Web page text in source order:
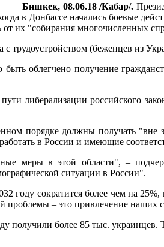
Бишкек, 08.06.18 /Кабар/.
в Донбассе начались боевые
от их "собирания многочисленных
с трудоустройством (беженцев из
облегчено получение
либерализации российского
порядке должны получать "вне
в России и имеющие
меры в этой области", –
ситуации в России".
году сократится более чем на
проблемы – это привлечение наших
более 85 тыс. украинцев.